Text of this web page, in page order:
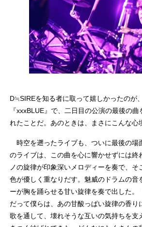
D≒SIREを知る者に取って嬉しかったのが
『xxxBLUE』で、二日目の公演の最後の曲
れたことだ。あのときは、まさにこんな心
時空を遡ったライブも、ついに最後の場
のライブは、この曲を心に響かせずには終
ノの旋律が印象深いメロディーを奏で、
色が優しく重なりだす。魅威のドラムの音
ーが胸を踊らせる甘い旋律を奏で出した。
だって僕らは、あの甘酸っぱい旋律の香り
歌を通して、壊れそうな互いの気持ちを支